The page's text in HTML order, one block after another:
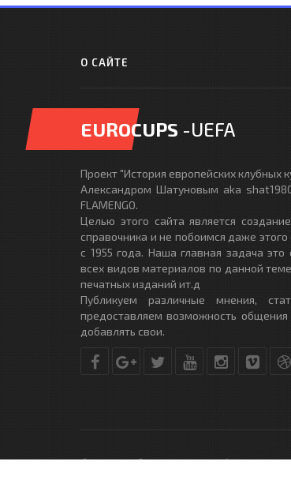
О САЙТЕ
EUROCUPS -UEFA
Проект "История европейских клубных
Александром Шатуновым aka
FLAMENGO.
Целью этого сайта является
справочника и не побоимся даже
с 1955 года. Наша главная задача
всех видов материалов по данной
печатных изданий ит.д
Публикуем различные мнения,
предоставляем возможность
добавлять свои.
© Copyright © 2010-2017. Разработано